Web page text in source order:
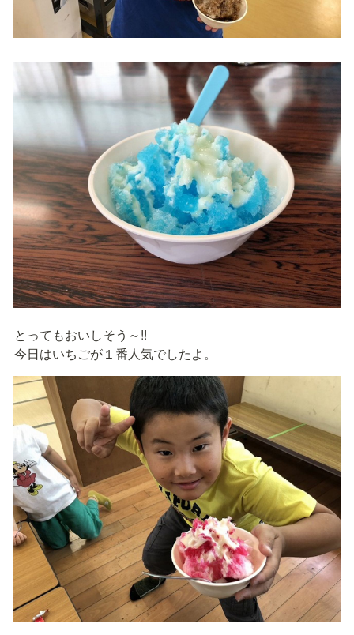
とってもおいしそう～!!
今日はいちごが１番人気でしたよ。